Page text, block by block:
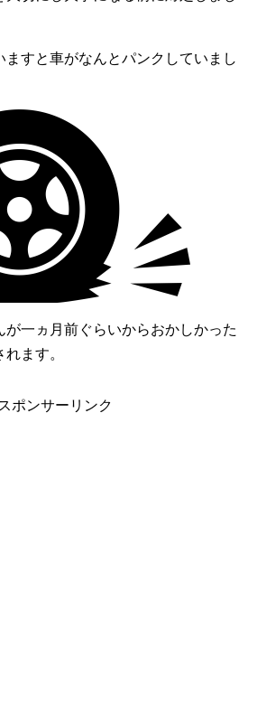
ますと車がなんとパンクしていまし
が一ヵ月前ぐらいからおかしかった
ます。
ポンサーリンク